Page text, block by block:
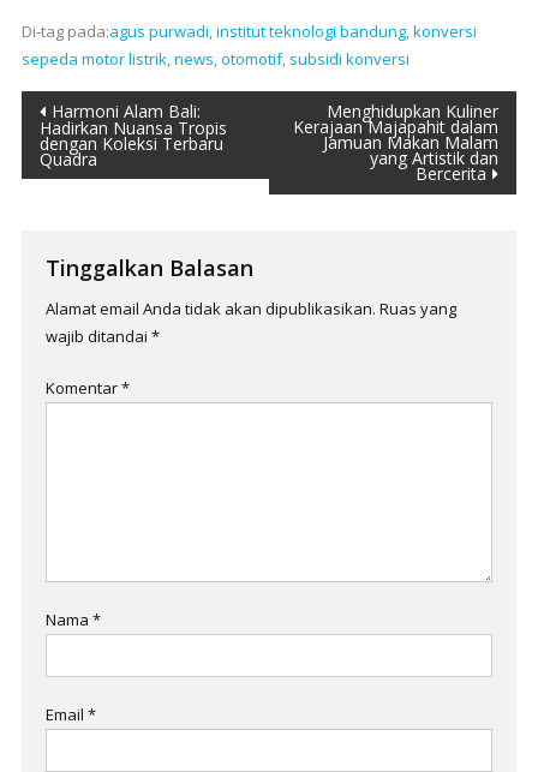
Di-tag pada:agus purwadi,institut teknologi bandung,konversi
sepeda motor listrik,news,otomotif, subsidi konversi
Navigasi
pos
Harmoni Alam Bali:
Hadirkan Nuansa Tropis
dengan Koleksi Terbaru
Quadra
Menghidupkan Kuliner
Kerajaan Majapahit dalam
Jamuan Makan Malam
yang Artistik dan
Bercerita
Tinggalkan Balasan
Alamat email Anda tidak akan dipublikasikan. Ruas yang
wajib ditandai *
Komentar*
Nama *
Email *